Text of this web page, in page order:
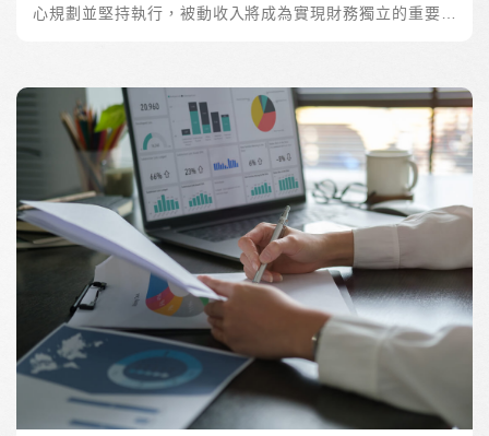
心規劃並堅持執行，被動收入將成為實現財務獨立的重要助